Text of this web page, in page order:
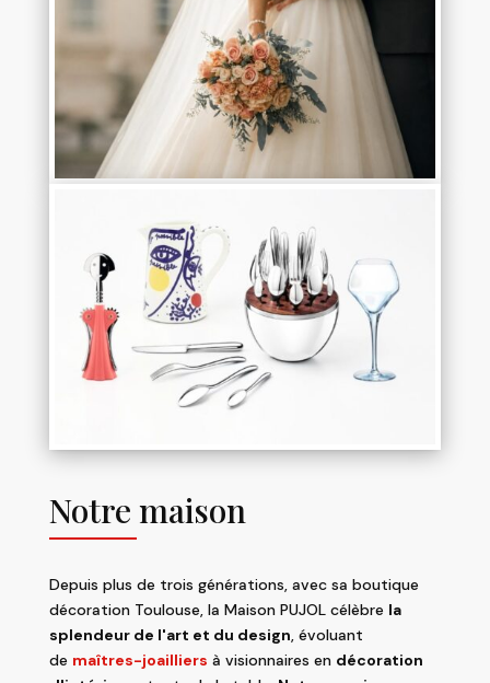
Notre maison
Depuis plus de trois générations, avec sa boutique
décoration Toulouse, la Maison PUJOL célèbre la
splendeur de l'art et du design, évoluant
de maîtres-joailliers à visionnaires en décoration